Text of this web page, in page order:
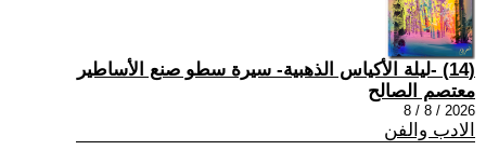
(14) -ليلة الأكياس الذهبية- سيرة سطو صنع الأساطير
معتصم الصالح
2026 / 8 / 8
الادب والفن